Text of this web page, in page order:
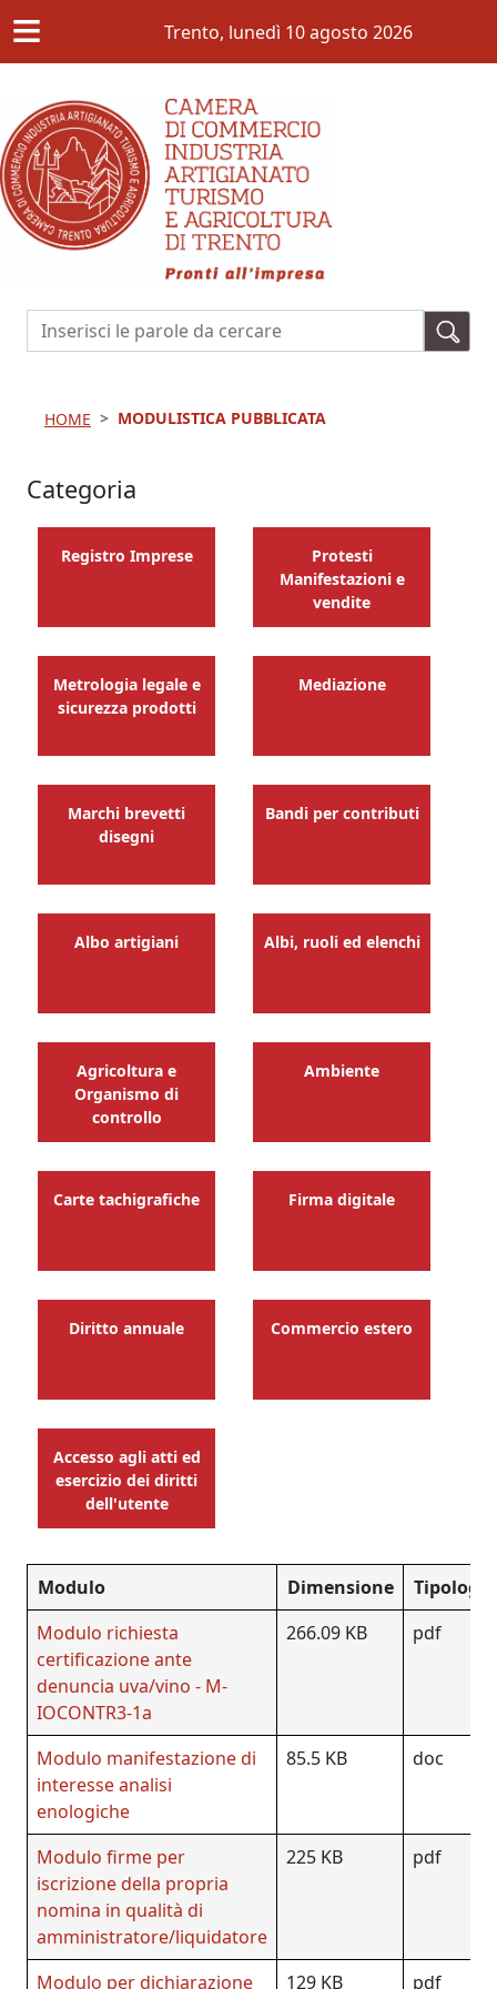
≡ Trento, lunedì 10 agosto 2026
Cerca
HOME MODULISTICA PUBBLICATA
Categoria
Registro Imprese
Protesti
Manifestazioni e
vendite
Metrologia legale e
sicurezza prodotti
Mediazione
Marchi brevetti
disegni
Bandi per contributi
Albo artigiani Albi, ruoli ed elenchi
Agricoltura e
Organismo di
controllo
Ambiente
Carte tachigrafiche Firma digitale
Diritto annuale Commercio estero
Accesso agli atti ed
esercizio dei diritti
dell'utente
Modulo Dimensione
Tipologia
Modulo richiesta
certificazione ante
denuncia uva/vino - M-
IOCONTR3-1a
266.09 KB pdf
Modulo manifestazione di
interesse analisi
enologiche
85.5 KB doc
Modulo firme per
iscrizione della propria
nomina in qualità di
amministratore/liquidatore
225 KB pdf
Modulo per dichiarazione 129 KB pdf